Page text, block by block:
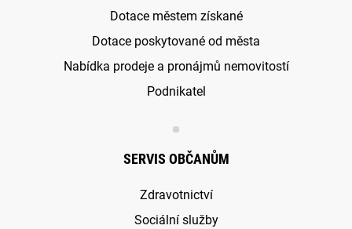
Dotace městem získané
Dotace poskytované od města
Nabídka prodeje a pronájmů nemovitostí
Podnikatel
SERVIS OBČANŮM
Zdravotnictví
Sociální služby